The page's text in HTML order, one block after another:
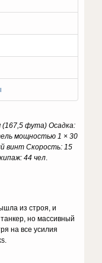
фута) Осадка:
мощностью 1 × 30
винт Скорость: 15
44 чел.
из строя, и
но массивный
на все усилия